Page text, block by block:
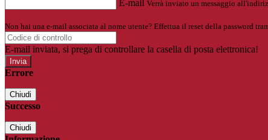
E-mail Verrà inviato un messaggio
Non hai una e-mail associata al nome utente? Effettua il reset della password
E-mail inviata, si prega di controllare la casella di posta elettronica!
Errore
Chiudi
Successo
Chiudi